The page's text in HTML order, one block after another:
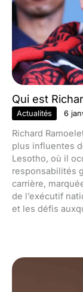
Qui est
Actualités 6
Richard
plus influentes
Lesotho, où il
responsabilités
carrière,
de l’exécutif
et les défis